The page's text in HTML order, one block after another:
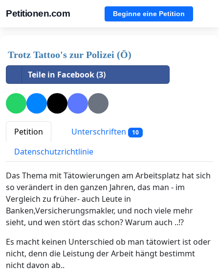
Petitionen.com Beginne eine Petition
Trotz Tattoo's zur Polizei (Ö)
Teile in Facebook (3)
Petition Unterschriften 10
Datenschutzrichtlinie
Das Thema mit Tätowierungen am Arbeitsplatz hat sich
so verändert in den ganzen Jahren, das man - im
Vergleich zu früher- auch Leute in
Banken,Versicherungsmakler, und noch viele mehr
sieht, und wen stört das schon? Warum auch ..!?
Es macht keinen Unterschied ob man tätowiert ist oder
nicht, denn die Leistung der Arbeit hängt bestimmt
nicht davon ab..